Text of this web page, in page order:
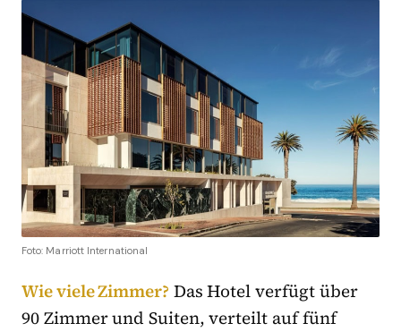
Foto: Marriott International
Wie viele Zimmer? Das Hotel verfügt über
90 Zimmer und Suiten, verteilt auf fünf